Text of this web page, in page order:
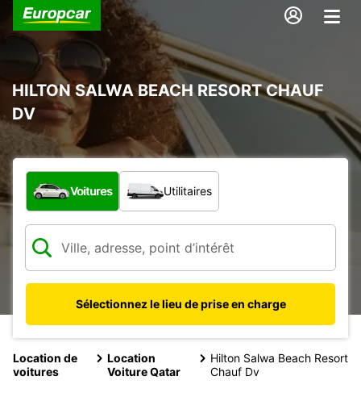
HILTON SALWA BEACH RESORT CHAUF
DV
Quel type de véhicule ?
Voitures Utilitaires
Sélectionnez le lieu de prise en charge
Location de
voitures
Location
Voiture Qatar
Hilton Salwa Beach Resort
Chauf Dv